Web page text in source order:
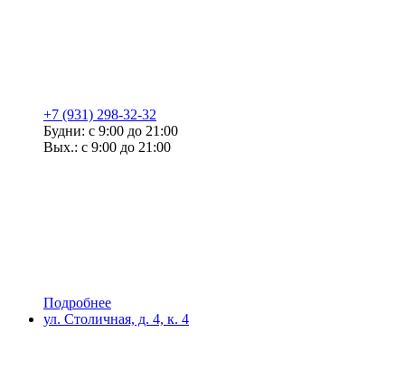
+7 (931) 298-32-32
Будни: с 9:00 до 21:00
Вых.: с 9:00 до 21:00
Подробнее
ул. Столичная, д. 4, к. 4